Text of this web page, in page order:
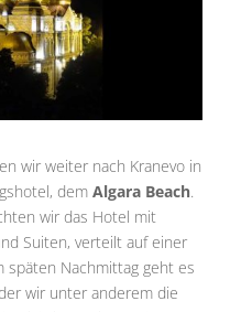
wir weiter nach Kranevo in
dem Algara Beach.
wir das Hotel mit
Suiten, verteilt auf einer
späten Nachmittag geht es
wir unter anderem die